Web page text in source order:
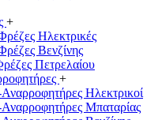
+
Ηλεκτρικές
Βενζίνης
Πετρελαίου
+
Ηλεκτρικοί
Μπαταρίας